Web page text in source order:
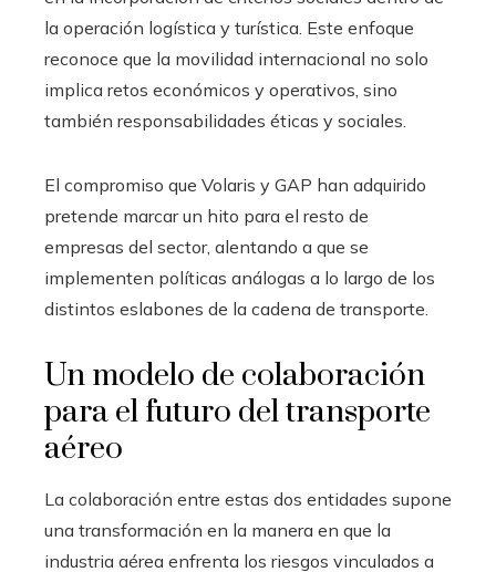
la operación logística y turística. Este enfoque
reconoce que la movilidad internacional no solo
implica retos económicos y operativos, sino
también responsabilidades éticas y sociales.
El compromiso que Volaris y GAP han adquirido
pretende marcar un hito para el resto de
empresas del sector, alentando a que se
implementen políticas análogas a lo largo de los
distintos eslabones de la cadena de transporte.
Un modelo de colaboración
para el futuro del transporte
aéreo
La colaboración entre estas dos entidades supone
una transformación en la manera en que la
industria aérea enfrenta los riesgos vinculados a